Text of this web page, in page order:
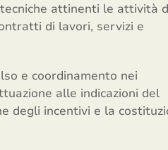
attinenti le attività
di lavori, servizi e
e coordinamento nei
alle indicazioni del
degli incentivi e la